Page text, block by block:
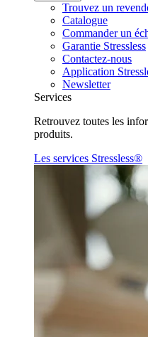
Trouvez un
Catalogue
Commander un
Garantie Stressless
Contactez-nous
Application
Newsletter
Services
Retrouvez toutes les
produits.
Les services Stressless®